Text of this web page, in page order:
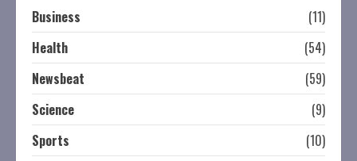
Business
(11)
Health
(54)
Newsbeat
(59)
Science
(9)
Sports
(10)